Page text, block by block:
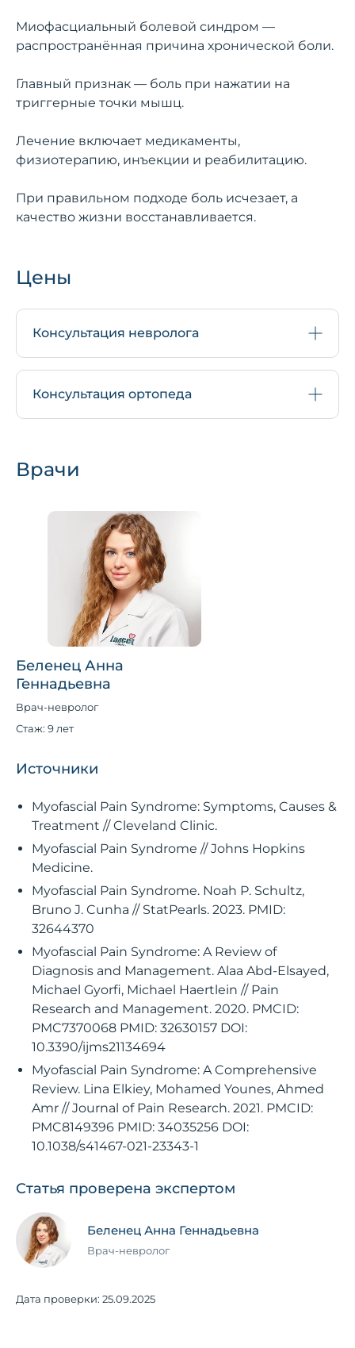
Миофасциальный болевой синдром —
распространённая причина хронической боли.
Главный признак — боль при нажатии на
триггерные точки мышц.
Лечение включает медикаменты,
физиотерапию, инъекции и реабилитацию.
При правильном подходе боль исчезает, а
качество жизни восстанавливается.
Цены
Консультация невролога
Консультация ортопеда
Врачи
Беленец Анна
Геннадьевна
Врач-невролог
Стаж: 9 лет
Источники
Myofascial Pain Syndrome: Symptoms, Causes &
Treatment // Cleveland Clinic.
Myofascial Pain Syndrome // Johns Hopkins
Medicine.
Myofascial Pain Syndrome. Noah P. Schultz,
Bruno J. Cunha // StatPearls. 2023. PMID:
32644370
Myofascial Pain Syndrome: A Review of
Diagnosis and Management. Alaa Abd-Elsayed,
Michael Gyorfi, Michael Haertlein // Pain
Research and Management. 2020. PMCID:
PMC7370068 PMID: 32630157 DOI:
10.3390/ijms21134694
Myofascial Pain Syndrome: A Comprehensive
Review. Lina Elkiey, Mohamed Younes, Ahmed
Amr // Journal of Pain Research. 2021. PMCID:
PMC8149396 PMID: 34035256 DOI:
10.1038/s41467-021-23343-1
Статья проверена экспертом
Беленец Анна Геннадьевна
Врач-невролог
Дата проверки: 25.09.2025